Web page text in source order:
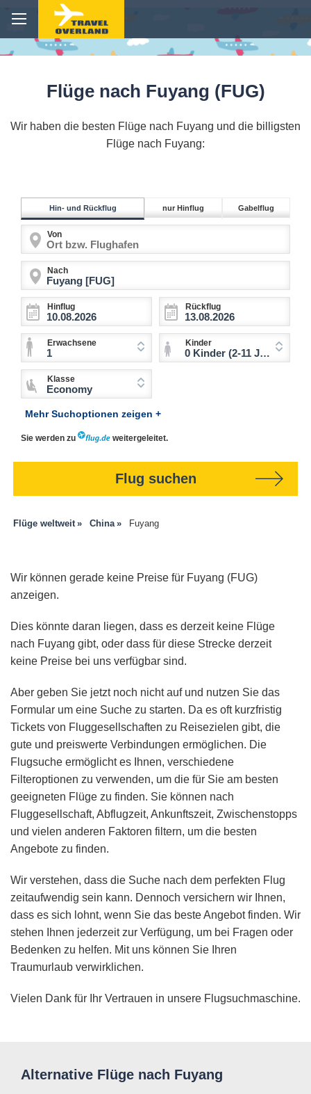
Flüge nach Fuyang (FUG)
Wir haben die besten Flüge nach Fuyang und die billigsten
Flüge nach Fuyang:
Hin- und Rückflug nur Hinflug Gabelflug
Von
Nach
Hinflug Rückflug
Erwachsene
1
Kinder
0 Kinder (2-11 Jahre)
Klasse
Economy
Mehr Suchoptionen zeigen +
Sie werden zu weitergeleitet.
Flug suchen
Flüge weltweit China Fuyang
Wir können gerade keine Preise für Fuyang (FUG)
anzeigen.
Dies könnte daran liegen, dass es derzeit keine Flüge
nach Fuyang gibt, oder dass für diese Strecke derzeit
keine Preise bei uns verfügbar sind.
Aber geben Sie jetzt noch nicht auf und nutzen Sie das
Formular um eine Suche zu starten. Da es oft kurzfristig
Tickets von Fluggesellschaften zu Reisezielen gibt, die
gute und preiswerte Verbindungen ermöglichen. Die
Flugsuche ermöglicht es Ihnen, verschiedene
Filteroptionen zu verwenden, um die für Sie am besten
geeigneten Flüge zu finden. Sie können nach
Fluggesellschaft, Abflugzeit, Ankunftszeit, Zwischenstopps
und vielen anderen Faktoren filtern, um die besten
Angebote zu finden.
Wir verstehen, dass die Suche nach dem perfekten Flug
zeitaufwendig sein kann. Dennoch versichern wir Ihnen,
dass es sich lohnt, wenn Sie das beste Angebot finden. Wir
stehen Ihnen jederzeit zur Verfügung, um bei Fragen oder
Bedenken zu helfen. Mit uns können Sie Ihren
Traumurlaub verwirklichen.
Vielen Dank für Ihr Vertrauen in unsere Flugsuchmaschine.
Alternative Flüge nach Fuyang